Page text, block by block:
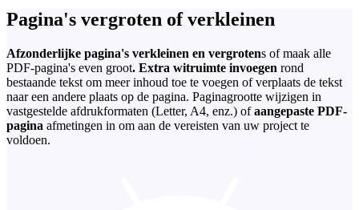
Pagina's vergroten of verkleinen
Afzonderlijke pagina's verkleinen en vergrotens of maak alle
PDF-pagina's even groot. Extra witruimte invoegen rond
bestaande tekst om meer inhoud toe te voegen of verplaats de tekst
naar een andere plaats op de pagina. Paginagrootte wijzigen in
vastgestelde afdrukformaten (Letter, A4, enz.) ofaangepaste PDF-
pagina afmetingen in om aan de vereisten van uw project te
voldoen.